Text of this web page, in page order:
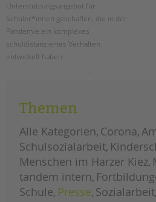
schoolcoach BTL
tandem international
KARRIERE
Stellenangebote
NEWS/BLOG
Briefe an Kai
PRESSE
Magazin
Unterstützungsangebot für
Schüler*innen geschaffen, die in der
Pandemie ein komplexes
schuldistanziertes Verhalten
entwickelt haben.
schuldistanz
Themen
Alle Kategorien Corona
Schulsozialarbeit
Menschen im Harzer Kiez
tandem intern
Schule Presse Sozialarbeit